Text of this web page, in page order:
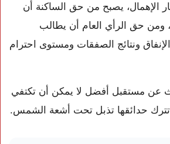
الإهمال، يصبح من حق الساكنة أن
ومن حق الرأي العام أن يطالب
ونتائج الصفقات ومستوى احترام
عن مستقبل أفضل لا يمكن أن تكتفي
تترك حدائقها تذبل تحت أشعة الشمس.